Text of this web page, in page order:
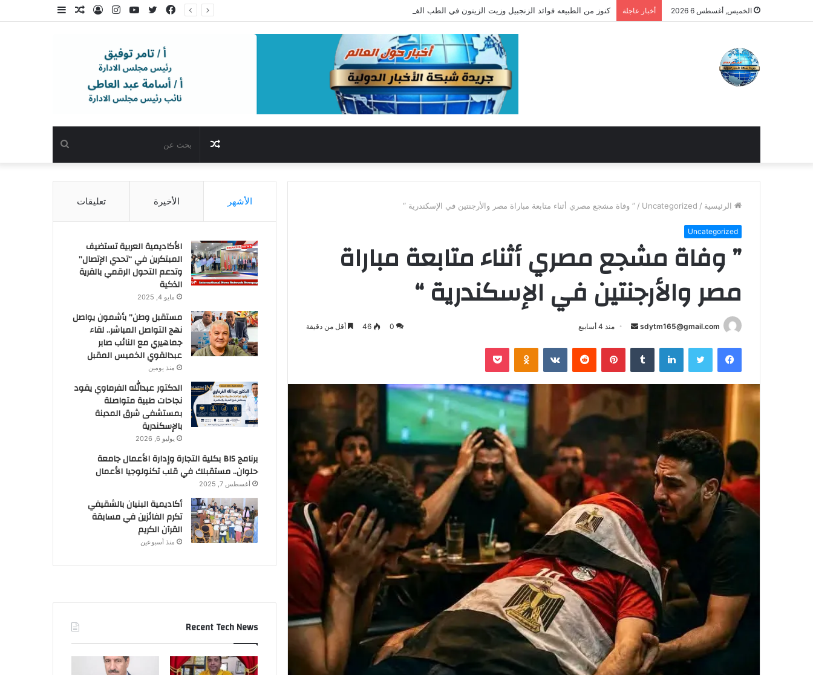
الخميس, أغسطس 6 2026 أخبار عاجلة كنوز من الطبيعه فوائد الزنجبيل وزيت الزيتون في الطب الفرعوني القديم
إضافةمقالتسجيل
انستقراميوتيوبتويتر
فيسبوك
بحث
عن
مقال
عشوائي
الرئيسية /
Uncategorized
/ ” وفاة مشجع مصري أثناء متابعة مباراة مصر والأرجنتين في الإسكندرية “
Uncategorized
” وفاة مشجع مصري أثناء متابعة مباراة
مصر والأرجنتين في الإسكندرية “
sdytm165@gmail.com
أرسل
إلكترونيا
منذ 4 أسابيع 0
46 أقل من دقيقة
فيسبوك تويتر لينكدإن بينتيريست Odnoklassniki
بوكيت
الأشهر الأخيرة تعليقات
الأكاديمية العربية تستضيف
المبتكرين في “تحدي الإتصال”
وتدعم التحول الرقمي بالقرية
الذكية
مايو 4, 2025
مستقبل وطن” بأشمون يواصل
نهج التواصل المباشر.. لقاء
جماهيري مع النائب صابر
عبدالقوي الخميس المقبل
منذ يومين
الدكتور عبدالله الفرماوي يقود
نجاحات طبية متواصلة
بمستشفى شرق المدينة
بالإسكندرية
يوليو 6, 2026
برنامج BIS بكلية التجارة وإدارة الأعمال جامعة
حلوان.. مستقبلك في قلب تكنولوجيا الأعمال
أغسطس 7, 2025
أكاديمية البنيان بالشقيفي
تكرم الفائزين في مسابقة
القرآن الكريم
منذ أسبوعين
Recent Tech News